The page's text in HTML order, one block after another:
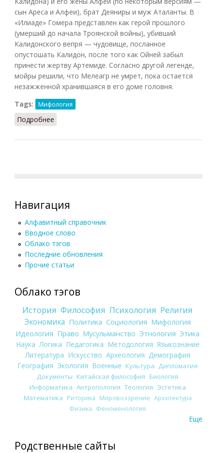
сын Ареса и Алфеи), брат Деяниры и муж Аталанты. В
«Илиаде» Гомера представлен как герой прошлого
(умерший до начала Троянской войны), убивший
Калидонского вепря — чудовище, посланное
опустошать Калидон, после того как Ойней забыл
принести жертву Артемиде. Согласно другой легенде,
мойры решили, что Мелеагр не умрет, пока остается
незажженной хранившаяся в его доме головня.
Tags:
Мифология
Подробнее
Навигация
Алфавитный справочник
Вводное слово
Облако тэгов
Последние обновления
Прочие статьи
Облако тэгов
История Философия Психология Религия
Экономика Политика Социология Мифология
Идеология Право Мусульманство Этнология Этика
Наука Логика Педагогика Методология Языкознание
Литература Искусство Археология Демография
География Экология Военные Культура
Дипломатия
Документы Китайская философия Биология
Информатика Антропология Теология Эстетика
Математика Риторика Мировоззрение Архитектура
Физика Феноменология
Еще
Родственные сайты